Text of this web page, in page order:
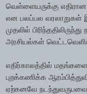
வெள்ளையருக்கு
என பலப்பல வரலாறுகள்
முதலில்
அரசியல்கள்
எதிர்காலத்தில்
புறக்கணிக்க
ஏற்கனவே